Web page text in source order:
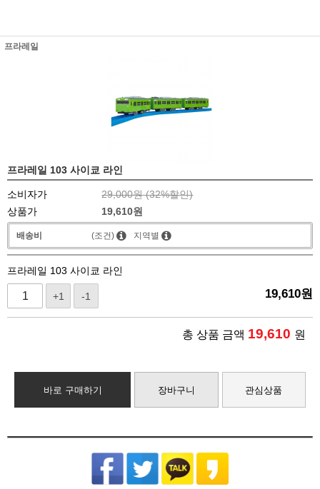
프라레일
프라레일 103 사이쿄 라인
소비자가 29,000원 (32%할인)
상품가
19,610원
배송비 (조건) 지역별
프라레일 103 사이쿄 라인
+1 -1 19,610원
총 상품 금액 19,610 원
바로 구매하기 장바구니 관심상품